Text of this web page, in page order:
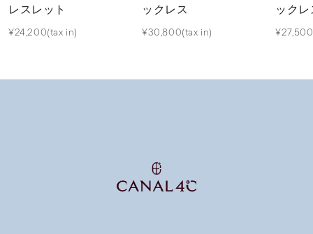
レスレット
¥24,200(tax in)
ックレス
¥30,800(tax in)
ック